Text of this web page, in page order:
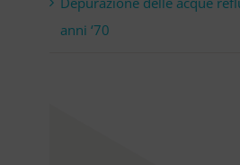
anni ‘70